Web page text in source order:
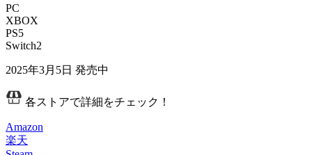
PC
XBOX
PS5
Switch2
2025年3月5日 発売中
各ストアで詳細をチェック！
Amazon
楽天